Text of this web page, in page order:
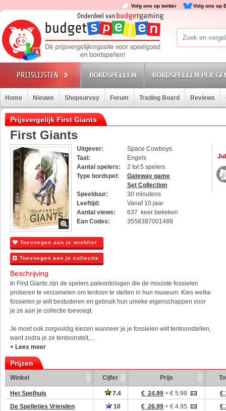
Volg ons op twitter Volg ons op
BORDSPELLEN BORDSPELLEN PER
Home Nieuws Shopsurvey Forum Trading Board Reviews
Prijsvergelijk First Giants
First Giants
Uitgever:
Space Cowboys
Taal:
Engels
Aantal spelers:
2 tot 5 spelers
Type bordspel:
Gateway game
Set Collection
Speelduur:
30 minutens
Leeftijd:
Vanaf 10 jaar
Aantal views:
637 keer bekeken
Ean Codes:
3558387001488
Toevoegen aan je wishlist
Toevoegen aan je collectie
Beschrijving
In First Giants zijn de spelers paleontologen die de mooiste fossielen
proberen te verzamelen om tentoon te stellen in hun museum. Kies welke
fossielen je wilt bestuderen en gebruik hun unieke eigenschappen voor
je ze aan je collectie toevoegt.
Je moet ook zorgvuldig kiezen wanneer je je fossielen wilt tentoonstellen,
want zodra je ze tentoonstelt,...
+ Lees meer
Prijzen
Winkel Cijfer Prijs
Het Spelhuis 7.4 € 24.99 + € 5.99
€
De Spelletjes Vrienden
10 € 26.99 + € 4.95
€